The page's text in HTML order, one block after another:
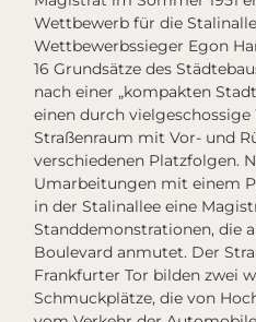
Wettbewerb für die
Wettbewerbssieger Egon
16 Grundsätze des
nach einer „kompakten
einen durch
Straßenraum mit Vor- und
verschiedenen Platzfolgen.
Umarbeitungen mit einem
in der Stalinallee eine
Standdemonstrationen, die
Boulevard anmutet. Der
Frankfurter Tor bilden zwei
Schmuckplätze, die von